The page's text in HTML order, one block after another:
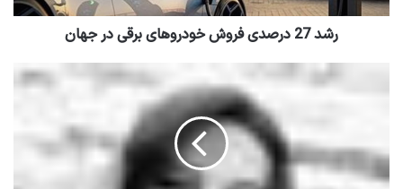
رشد 27 درصدی فروش خودروهای برقی در جهان